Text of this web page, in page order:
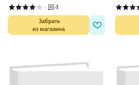
· 4
Забрать
из магазина